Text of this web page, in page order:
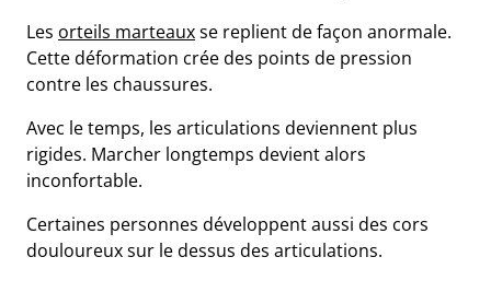
Les orteils marteauxse replient de façon anormale.
Cette déformation crée des points de pression
contre les chaussures.
Avec le temps, les articulations deviennent plus
rigides. Marcher longtemps devient alors
inconfortable.
Certaines personnes développent aussi des cors
douloureux sur le dessus des articulations.